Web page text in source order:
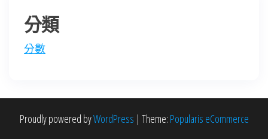
分類
分數
Proudly powered byWordPress | Theme: Popularis eCommerce